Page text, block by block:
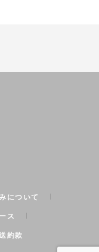
について
ス
約款